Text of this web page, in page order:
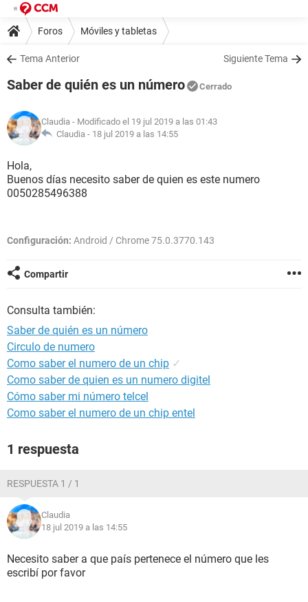
Foros Móviles y tabletas
Tema Anterior Siguiente Tema
Saber de quién es un número Cerrado
Claudia - Modificado el 19 jul 2019 a las 01:43
Claudia - 18 jul 2019 a las 14:55
Hola,
Buenos días necesito saber de quien es este numero
0050285496388
Configuración: Android / Chrome 75.0.3770.143
Compartir
Consulta también:
Saber de quién es un número
Circulo de numero
Como saber el numero de un chip ✓
Como saber de quien es un numero digitel
Cómo saber mi número telcel
Como saber el numero de un chip entel
1 respuesta
RESPUESTA 1 / 1
Claudia
18 jul 2019 a las 14:55
Necesito saber a que país pertenece el número que les
escribí por favor